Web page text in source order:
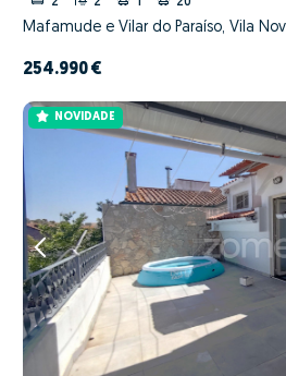
Mafamude e Vilar do Paraíso, Vila
254.990 €
NOVIDADE